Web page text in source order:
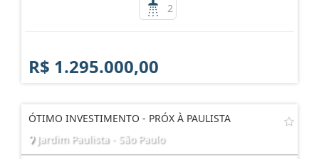
2
R$ 1.295.000,00
ÓTIMO INVESTIMENTO - PRÓX À PAULISTA
Jardim Paulista - São Paulo